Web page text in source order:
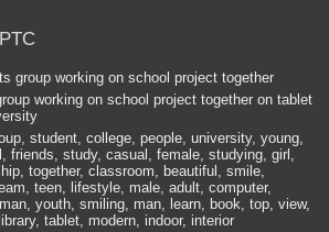
group working on school project together
working on school project together on tablet
student, college, people, university, young,
friends, study, casual, female, studying, girl,
together, classroom, beautiful, smile,
teen, lifestyle, male, adult, computer,
youth, smiling, man, learn, book, top, view,
tablet, modern, indoor, interior